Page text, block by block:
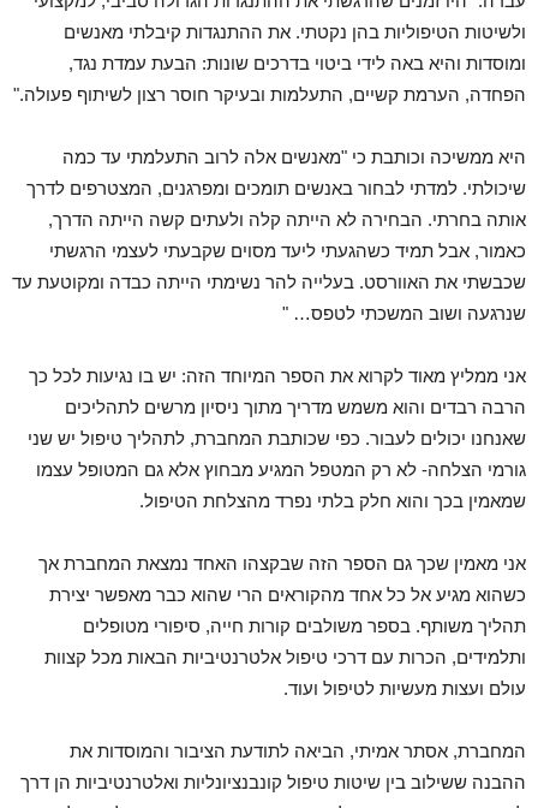
ולשיטות הטיפוליות בהן נקטתי. את ההתנגדות קיבלתי מאנשים
ומוסדות והיא באה לידי ביטוי בדרכים שונות: הבעת עמדת נגד,
הפחדה, הערמת קשיים, התעלמות ובעיקר חוסר רצון לשיתוף פעולה."
היא ממשיכה וכותבת כי "מאנשים אלה לרוב התעלמתי עד כמה
שיכולתי. למדתי לבחור באנשים תומכים ומפרגנים, המצטרפים לדרך
אותה בחרתי. הבחירה לא הייתה קלה ולעתים קשה הייתה הדרך,
כאמור, אבל תמיד כשהגעתי ליעד מסוים שקבעתי לעצמי הרגשתי
שכבשתי את האוורסט. בעלייה להר נשימתי הייתה כבדה ומקוטעת עד
שנרגעה ושוב המשכתי לטפס… "
אני ממליץ מאוד לקרוא את הספר המיוחד הזה: יש בו נגיעות לכל כך
הרבה רבדים והוא משמש מדריך מתוך ניסיון מרשים לתהליכים
שאנחנו יכולים לעבור. כפי שכותבת המחברת, לתהליך טיפול יש שני
גורמי הצלחה- לא רק המטפל המגיע מבחוץ אלא גם המטופל עצמו
שמאמין בכך והוא חלק בלתי נפרד מהצלחת הטיפול.
אני מאמין שכך גם הספר הזה שבקצהו האחד נמצאת המחברת אך
כשהוא מגיע אל כל אחד מהקוראים הרי שהוא כבר מאפשר יצירת
תהליך משותף. בספר משולבים קורות חייה, סיפורי מטופלים
ותלמידים, הכרות עם דרכי טיפול אלטרנטיביות הבאות מכל קצוות
עולם ועצות מעשיות לטיפול ועוד.
המחברת, אסתר אמיתי, הביאה לתודעת הציבור והמוסדות את
ההבנה ששילוב בין שיטות טיפול קונבנציונליות ואלטרנטיביות הן דרך